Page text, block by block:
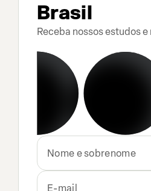
Brasil
Receba nossos estudos